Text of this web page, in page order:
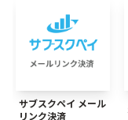
【無料あり】おすすめ
サブスクペイ メール
Square リンク決済 -
サブスクペイ メール
リンク決済